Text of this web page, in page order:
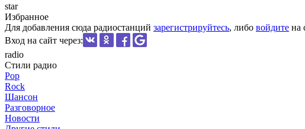
star
Избранное
Для добавления сюда радиостанций зарегистрируйтесь, либо войдите на
Вход на сайт через:
radio
Стили радио
Pop
Rock
Шансон
Разговорное
Новости